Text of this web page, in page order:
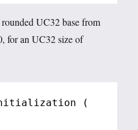
UC32 base from
for an UC32 size of
(